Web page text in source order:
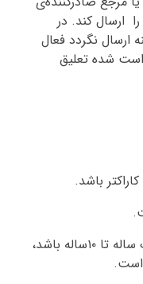
ارسال کند. در
ارسال نگردد فعال
شده تعلیق
ثبت دامنه‌های PRO. می‌توانند از یک ساله تا ۱۰ساله باشد،
است.